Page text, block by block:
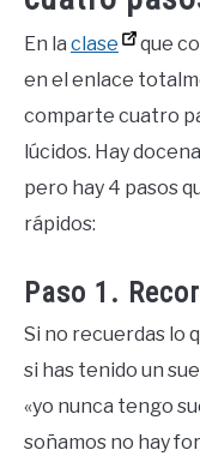
En la clase
que
en el enlace
comparte cuatro
lúcidos. Hay
pero hay 4 pasos
rápidos:
Paso 1.
Si no recuerdas lo
si has tenido un
«yo nunca tengo
soñamos no hay